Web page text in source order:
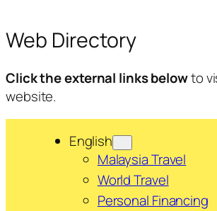
Web Directory
Click the external links belowto
website.
English
Malaysia Travel
World Travel
Personal Financing